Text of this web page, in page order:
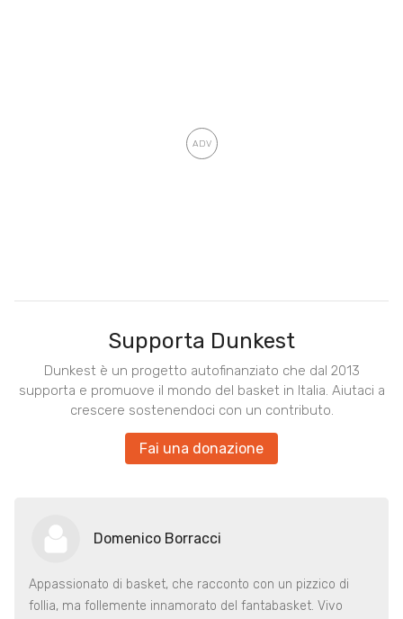
Supporta Dunkest
Dunkest è un progetto autofinanziato che dal 2013
supporta e promuove il mondo del basket in Italia. Aiutaci a
crescere sostenendoci con un contributo.
Fai una donazione
Domenico Borracci
Appassionato di basket, che racconto con un pizzico di
follia, ma follemente innamorato del fantabasket. Vivo